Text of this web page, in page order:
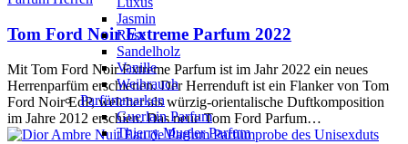
Jasmin
Rose
Sandelholz
Vanille
Weihrauch
Parfümmarken
Guerlain Parfum
Thierry Mugler Parfum
Tom Ford Noir Extreme Parfum 2022
Mit Tom Ford Noir Extreme Parfum ist im Jahr 2022 ein neues
Herrenparfüm erschienen. Der Herrenduft ist ein Flanker von Tom
Ford Noir EdP, welcher als würzig-orientalische Duftkomposition
im Jahre 2012 erschien. Das neue Tom Ford Parfum…